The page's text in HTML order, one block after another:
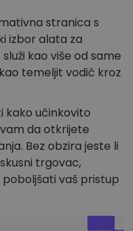
stranica s
izbor alata za
kao više od same
temeljit vodič kroz
kako učinkovito
da otkrijete
Bez obzira jeste li
trgovac,
vaš pristup